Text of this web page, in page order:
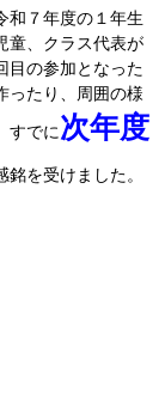
和７年度の１年生
童、クラス代表が
目の参加となった
ったり、周囲の様
すでに次年度
銘を受けました。